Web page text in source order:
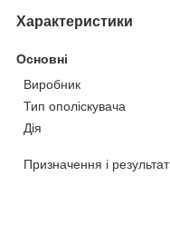
Характеристики
Основні
Виробник
Тип ополіскувача
Дія
Призначення і результат